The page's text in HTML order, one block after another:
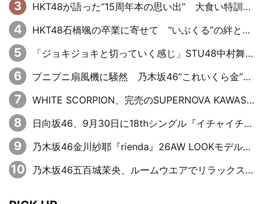
HKT48が語った“15周年本の思い出” 大食い特訓・守護霊企画・制服グラビア…盛りだくさんの裏話
HKT48石橋颯の卒業に寄せて “いぶくる”の絆と後輩・龍頭綺音の決意
「ジョキジョキと切っていく感じ」STU48中村舞、新しい挑戦は自らの手で
プニプニ扇風機に騒然 乃木坂46“これいくら金”延長中は今回もわちゃわちゃ全開
WHITE SCORPION、完売のSUPERNOVA KAWASAKIで沸いた“着席型LIVE” 『BASE Live #16』昼公演リポート
日向坂46、9月30日に18thシングル『イチャイチャ虫』の発売決定！ フォーメーションは『日向坂で会いましょう』にて発表
乃木坂46金川紗耶『rienda』26AW LOOKモデルに就任
乃木坂46五百城茉央、ルームウエアでリラックス「今回のグラビアを見て成長を感じていただけるとうれしい」